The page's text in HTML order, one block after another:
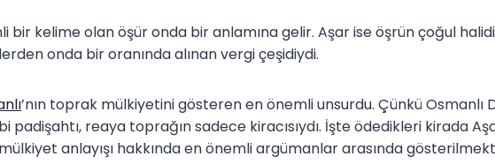
bir kelime olan öşür onda bir anlamına gelir. Aşar ise öşrün çoğul
onda bir oranında alınan vergi çeşidiydi.
’nın toprak mülkiyetini gösteren en önemli unsurdu. Çünkü Osmanlı
padişahtı, reaya toprağın sadece kiracısıydı. İşte ödedikleri kirada
anlayışı hakkında en önemli argümanlar arasında